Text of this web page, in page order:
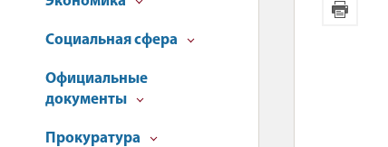
Социальная сфера
Официальные
документы
Прокуратура